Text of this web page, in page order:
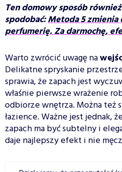
Ten domowy sposób
spodobać:Metoda 5
perfumerię. Za darmochę,
Warto zwrócić uwagę na
Delikatne spryskanie
sprawia, że zapach jest
właśnie pierwsze wrażenie
odbiorze wnętrza. Można też
łazience. Ważne jest jednak,
zapach ma być subtelny i
daje najlepszy efekt i nie